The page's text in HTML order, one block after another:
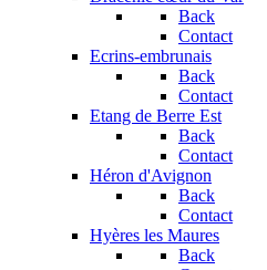
Back
Contact
Ecrins-embrunais
Back
Contact
Etang de Berre Est
Back
Contact
Héron d'Avignon
Back
Contact
Hyères les Maures
Back